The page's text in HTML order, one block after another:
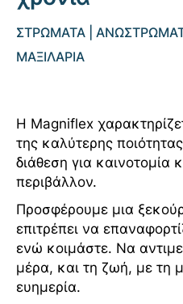
ΣΤΡΩΜΑΤΑ |
ΜΑΞΙΛΑΡΙΑ
Η Magniflex
της καλύτερης
διάθεση για καινοτομία
περιβάλλον.
Προσφέρουμε μια
επιτρέπει να
ενώ κοιμάστε. Να
μέρα, και τη ζωή, με τη
ευημερία.